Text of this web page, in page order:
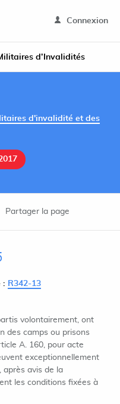
Connexion
d’Invalidités
d'invalidité et des
Partager la page
: R342-13
volontairement, ont
des camps ou prisons
A. 160, pour acte
exceptionnellement
avis de la
les conditions fixées à